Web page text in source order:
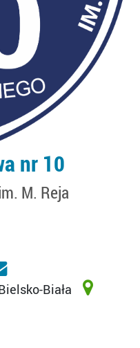
nr 10
M. Reja
Biała